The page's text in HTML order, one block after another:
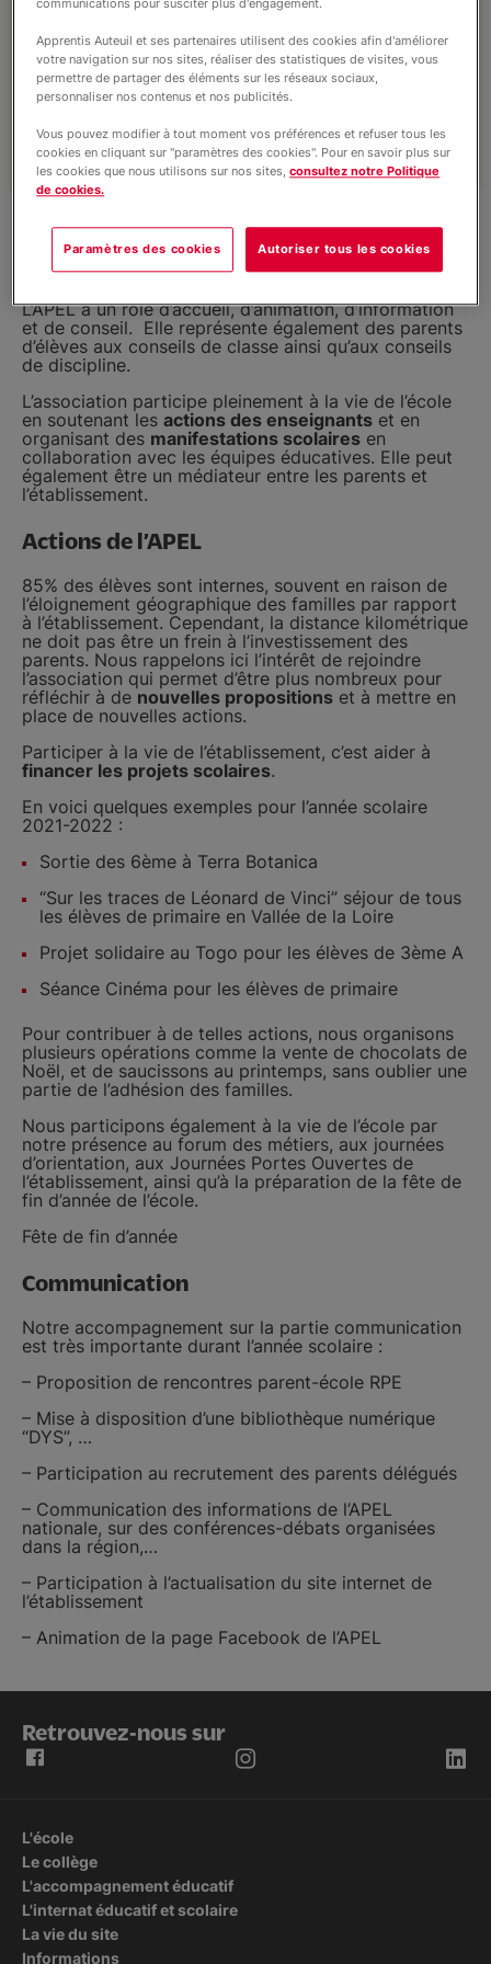
Internat éducatif et scolaire
Vie du site
Informations
d’une dizaine de parents bénévoles, qui se
dote d’un bureau et d’un ou d’une
présidente.
Missions
L’APEL a un rôle d’accueil, d’animation, d’information
et de conseil. Elle représente également des parents
d’élèves aux conseils de classe ainsi qu’aux conseils
de discipline.
L’association participe pleinement à la vie de l’école
en soutenant les actions des enseignants et en
organisant des manifestations scolaires en
collaboration avec les équipes éducatives. Elle peut
également être un médiateur entre les parents et
l’établissement.
Actions de l’APEL
85% des élèves sont internes, souvent en raison de
l’éloignement géographique des familles par rapport
à l’établissement. Cependant, la distance kilométrique
ne doit pas être un frein à l’investissement des
parents. Nous rappelons ici l’intérêt de rejoindre
l’association qui permet d’être plus nombreux pour
réfléchir à de nouvelles propositions et à mettre en
place de nouvelles actions.
Participer à la vie de l’établissement, c’est aider à
financer les projets scolaires.
En voici quelques exemples pour l’année scolaire
2021-2022 :
Sortie des 6ème à Terra Botanica
“Sur les traces de Léonard de Vinci” séjour de tous
les élèves de primaire en Vallée de la Loire
Projet solidaire au Togo pour les élèves de 3ème A
Séance Cinéma pour les élèves de primaire
Pour contribuer à de telles actions, nous organisons
plusieurs opérations comme la vente de chocolats de
Noël, et de saucissons au printemps, sans oublier une
partie de l’adhésion des familles.
Nous participons également à la vie de l’école par
notre présence au forum des métiers, aux journées
d’orientation, aux Journées Portes Ouvertes de
l’établissement, ainsi qu’à la préparation de la fête de
fin d’année de l’école.
Fête de fin d’année
Communication
Notre accompagnement sur la partie communication
est très importante durant l’année scolaire :
– Proposition de rencontres parent-école RPE
– Mise à disposition d’une bibliothèque numérique
“DYS”, …
– Participation au recrutement des parents délégués
– Communication des informations de l’APEL
nationale, sur des conférences-débats organisées
dans la région,…
– Participation à l’actualisation du site internet de
l’établissement
– Animation de la page Facebook de l’APEL
Retrouvez-nous sur
L'école
Le collège
L'accompagnement éducatif
L'internat éducatif et scolaire
La vie du site
Informations
communications pour susciter plus d'engagement.
Apprentis Auteuil et ses partenaires utilisent des cookies afin d'améliorer
votre navigation sur nos sites, réaliser des statistiques de visites, vous
permettre de partager des éléments sur les réseaux sociaux,
personnaliser nos contenus et nos publicités.
Vous pouvez modifier à tout moment vos préférences et refuser tous les
cookies en cliquant sur "paramètres des cookies". Pour en savoir plus sur
les cookies que nous utilisons sur nos sites,consultez notre Politique
de cookies.
Paramètres des cookies Autoriser tous les cookies